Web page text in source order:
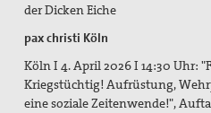
der Dicken Eiche
pax christi Köln
Köln I 4. April 2026 I 14:30 Uhr:
Kriegstüchtig! Aufrüstung,
eine soziale Zeitenwende!",